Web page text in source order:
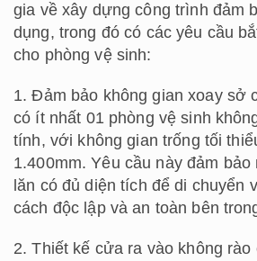
gia về xây dựng công trình đảm
dụng, trong đó có các yêu cầu
cho phòng vệ sinh:
1. Đảm bảo không gian xoay sở
có ít nhất 01 phòng vệ sinh
tính, với không gian trống tối
1.400mm. Yêu cầu này đảm
lăn có đủ diện tích để di chuyển
cách độc lập và an toàn bên
2. Thiết kế cửa ra vào không rào